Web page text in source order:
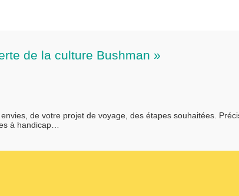
de la culture Bushman »
de votre projet de voyage, des étapes souhaitées.
à handicap…